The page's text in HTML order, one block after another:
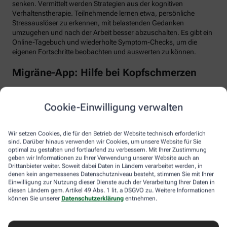
Cookie-Einwilligung verwalten
Wir setzen Cookies, die für den Betrieb der Website technisch erforderlich
sind. Darüber hinaus verwenden wir Cookies, um unsere Website für Sie
optimal zu gestalten und fortlaufend zu verbessern. Mit Ihrer Zustimmung
geben wir Informationen zu Ihrer Verwendung unserer Website auch an
Drittanbieter weiter. Soweit dabei Daten in Ländern verarbeitet werden, in
denen kein angemessenes Datenschutzniveau besteht, stimmen Sie mit Ihrer
Einwilligung zur Nutzung dieser Dienste auch der Verarbeitung Ihrer Daten in
diesen Ländern gem. Artikel 49 Abs. 1 lit. a DSGVO zu. Weitere Informationen
können Sie unserer Datenschutzerklärung entnehmen.
senken. Vermittelt werden Strategien aus der kognitiven
Verhaltenstherapie. Teilnehmende lernen etwa, persönliche
Stressauslöser zu erkennen, mit belastenden Gedanken
umzugehen und nach der Arbeit besser abzuschalten. Es gibt ein
Online-Tagebuch und wiederholte Symptom-Checks, um die
eigenen Fortschritte beobachten und auswerten zu können.
Migräne-App: Hilfe bei Kopfschmerzen
renommierten Schmerzklinik Kiel lässt sich übersichtlich
Das kann helfen, persönliche Muster zu erkennen und die
Attacken besser zu behandeln, etwa durch den optimalen
Einnahmezeitpunkt von Migräne-Medikamenten. Darüber hinaus
stellt die App viele nützliche Informationen zu Migräne bereit
sowie aktive Verfahren zur Entspannung und Stressbewältigung.
Aimo gesund bewegt: Digitaler Personal
Trainer